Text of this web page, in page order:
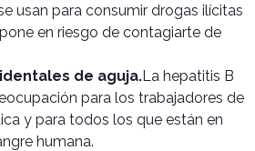
usan para consumir drogas ilícitas
en riesgo de contagiarte de
de aguja.La hepatitis B
para los trabajadores de
y para todos los que están en
humana.